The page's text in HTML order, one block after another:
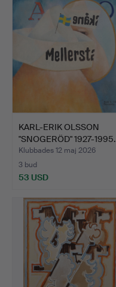
KARL-ERIK OLSSON
"SNOGERÖD" 1927-1995.
OLJ…
Klubbades 12 maj 2026
3 bud
53 USD